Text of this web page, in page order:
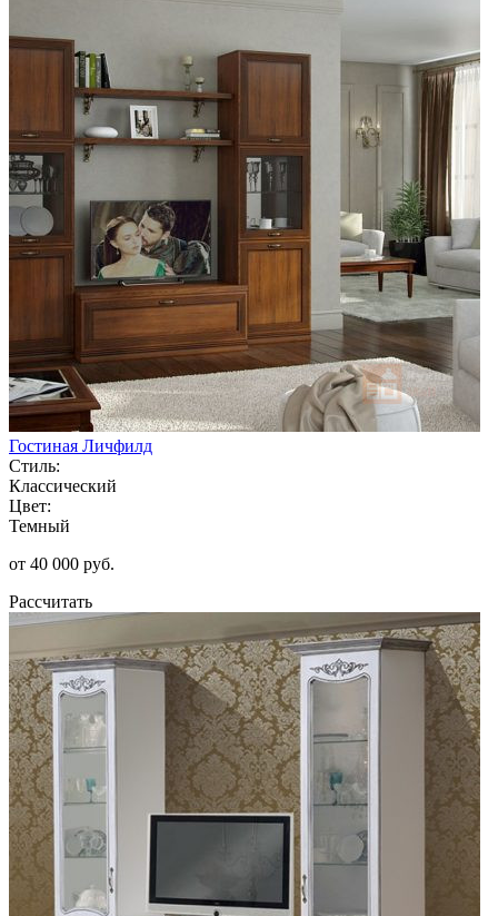
Гостиная Личфилд
Стиль:
Классический
Цвет:
Темный
от 40 000 руб.
Рассчитать